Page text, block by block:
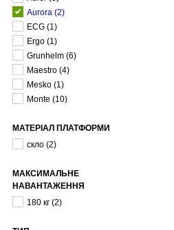
Aurora (2)
ECG (1)
Ergo (1)
Grunhelm (6)
Maestro (4)
Mesko (1)
Monte (10)
МАТЕРІАЛ ПЛАТФОРМИ
скло (2)
МАКСИМАЛЬНЕ
НАВАНТАЖЕННЯ
180 кг (2)